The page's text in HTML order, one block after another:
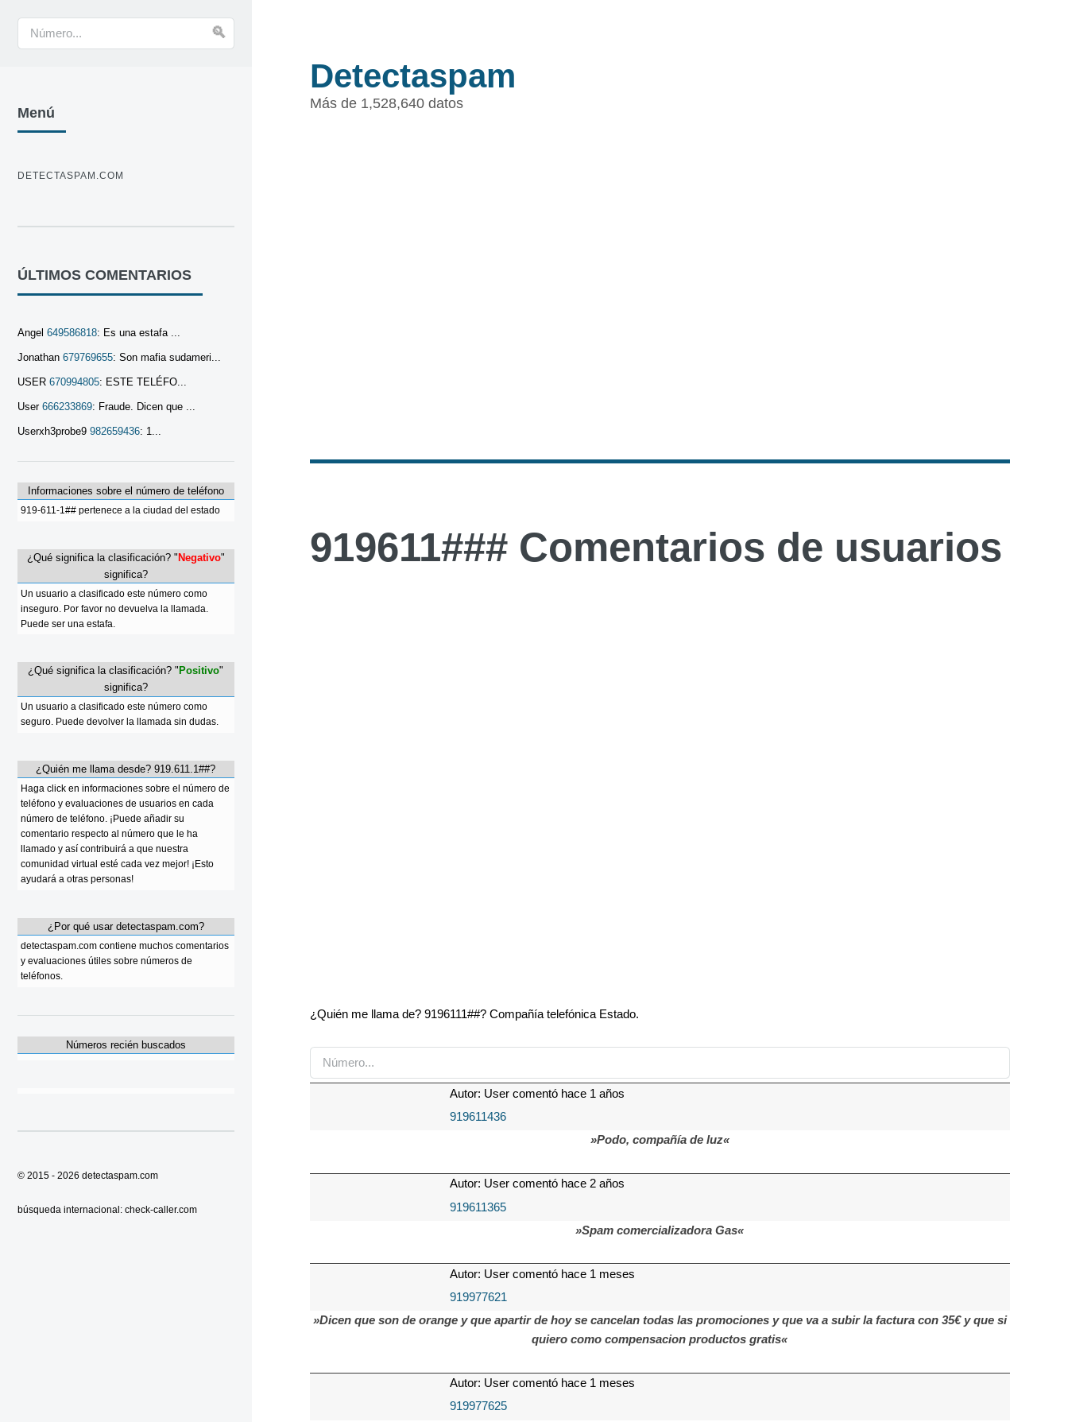
Detectaspam
Más de 1,528,640 datos
919611### Comentarios de usuarios
¿Quién me llama de? 9196111##? Compañía telefónica Estado.
Autor: User comentó hace 1 años
919611436
»Podo, compañía de luz«
Autor: User comentó hace 2 años
919611365
»Spam comercializadora Gas«
Autor: User comentó hace 1 meses
919977621
»Dicen que son de orange y que apartir de hoy se cancelan todas las promociones y que va a subir la factura con 35€ y que si
quiero como compensacion productos gratis«
Autor: User comentó hace 1 meses
919977625
Menú
DETECTASPAM.COM
ÚLTIMOS COMENTARIOS
Angel 649586818: Es una estafa ...
Jonathan 679769655: Son mafia sudameri...
USER 670994805: ESTE TELÉFO...
User 666233869: Fraude. Dicen que ...
Userxh3probe9 982659436: 1...
Informaciones sobre el número de teléfono
919-611-1## pertenece a la ciudad del estado
¿Qué significa la clasificación? "Negativo"
significa?
Un usuario a clasificado este número como
inseguro. Por favor no devuelva la llamada.
Puede ser una estafa.
¿Qué significa la clasificación? " Positivo"
significa?
Un usuario a clasificado este número como
seguro. Puede devolver la llamada sin dudas.
¿Quién me llama desde? 919.611.1##?
Haga click en informaciones sobre el número de
teléfono y evaluaciones de usuarios en cada
número de teléfono. ¡Puede añadir su
comentario respecto al número que le ha
llamado y así contribuirá a que nuestra
comunidad virtual esté cada vez mejor! ¡Esto
ayudará a otras personas!
¿Por qué usar detectaspam.com?
detectaspam.com contiene muchos comentarios
y evaluaciones útiles sobre números de
teléfonos.
Números recién buscados
© 2015 - 2026 detectaspam.com
búsqueda internacional: check-caller.com